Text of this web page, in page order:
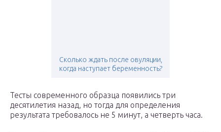
Сколько ждать после овуляции,
когда наступает беременность?
Тесты современного образца появились три
десятилетия назад, но тогда для определения
результата требовалось не 5 минут, а четверть часа.